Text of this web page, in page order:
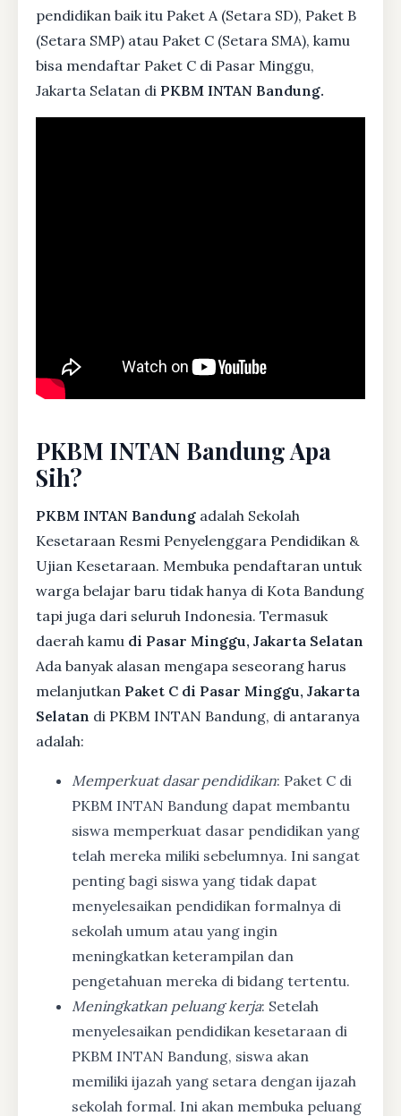
pendidikan baik itu Paket A (Setara SD), Paket B
(Setara SMP) atau Paket C (Setara SMA), kamu
bisa mendaftar Paket C di Pasar Minggu,
Jakarta Selatan di PKBM INTAN Bandung.
PKBM INTAN Bandung Apa
Sih?
PKBM INTAN Bandung adalah Sekolah
Kesetaraan Resmi Penyelenggara Pendidikan &
Ujian Kesetaraan. Membuka pendaftaran untuk
warga belajar baru tidak hanya di Kota Bandung
tapi juga dari seluruh Indonesia. Termasuk
daerah kamu di Pasar Minggu, Jakarta Selatan
Ada banyak alasan mengapa seseorang harus
melanjutkan Paket C di Pasar Minggu, Jakarta
Selatan di PKBM INTAN Bandung, di antaranya
adalah:
Memperkuat dasar pendidikan: Paket C di
PKBM INTAN Bandung dapat membantu
siswa memperkuat dasar pendidikan yang
telah mereka miliki sebelumnya. Ini sangat
penting bagi siswa yang tidak dapat
menyelesaikan pendidikan formalnya di
sekolah umum atau yang ingin
meningkatkan keterampilan dan
pengetahuan mereka di bidang tertentu.
Meningkatkan peluang kerja: Setelah
menyelesaikan pendidikan kesetaraan di
PKBM INTAN Bandung, siswa akan
memiliki ijazah yang setara dengan ijazah
sekolah formal. Ini akan membuka peluang